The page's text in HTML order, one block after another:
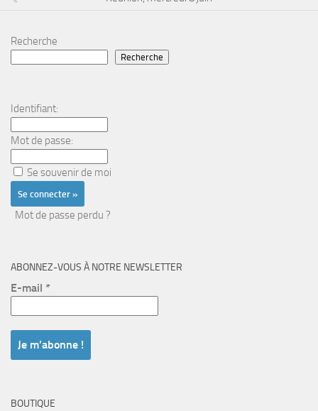
Recherche
Recherche
Identifiant:
Mot de passe:
Se souvenir de moi
Mot de passe perdu ?
ABONNEZ-VOUS À NOTRE NEWSLETTER
E-mail *
BOUTIQUE